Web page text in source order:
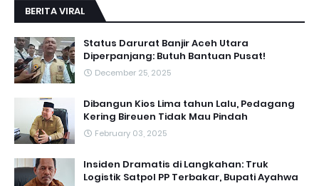
BERITA VIRAL
Status Darurat Banjir Aceh Utara
Diperpanjang: Butuh Bantuan Pusat!
December 25, 2025
Dibangun Kios Lima tahun Lalu, Pedagang
Kering Bireuen Tidak Mau Pindah
February 03, 2025
Insiden Dramatis di Langkahan: Truk
Logistik Satpol PP Terbakar, Bupati Ayahwa